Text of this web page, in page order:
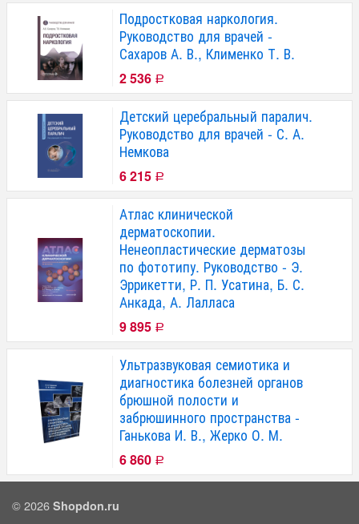
Подростковая наркология.
Руководство для врачей -
Сахаров А. В., Клименко Т. В.
2 536 Р
Детский церебральный паралич.
Руководство для врачей - С. А.
Немкова
6 215 Р
Атлас клинической
дерматоскопии.
Ненеопластические дерматозы
по фототипу. Руководство - Э.
Эррикетти, Р. П. Усатина, Б. С.
Анкада, А. Лалласа
9 895 Р
Ультразвуковая семиотика и
диагностика болезней органов
брюшной полости и
забрюшинного пространства -
Ганькова И. В., Жерко О. М.
6 860 Р
© 2026 Shopdon.ru